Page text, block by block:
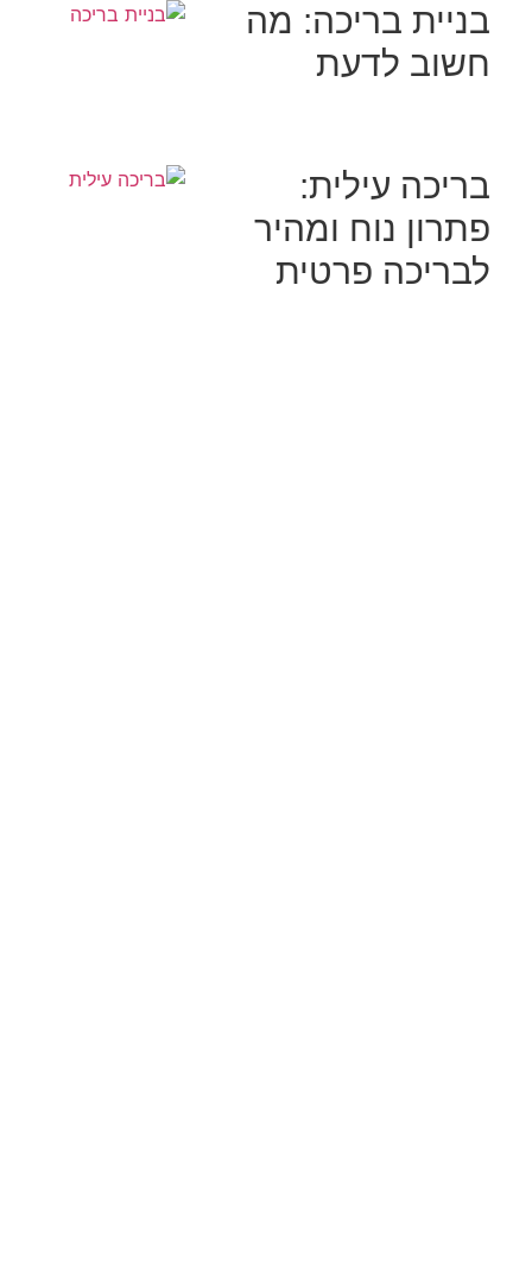
בניית בריכה: מה
חשוב לדעת
בריכה עילית:
פתרון נוח ומהיר
לבריכה פרטית